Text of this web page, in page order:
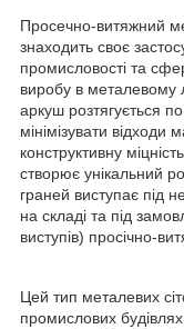
Просечно-витяжний
знаходить своє
промисловості та
виробу в металевому
аркуш розтягується
мінімізувати відходи
конструктивну
створює унікальний
граней виступає під
на складі та під
виступів) просічно-
Цей тип металевих
промислових